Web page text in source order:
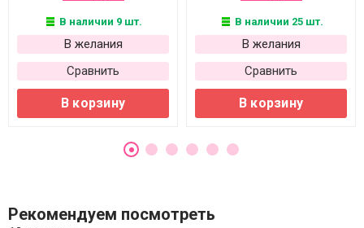
В наличии 9 шт.
В желания
Сравнить
В корзину
В наличии 25 шт.
В желания
Сравнить
В корзину
Рекомендуем посмотреть